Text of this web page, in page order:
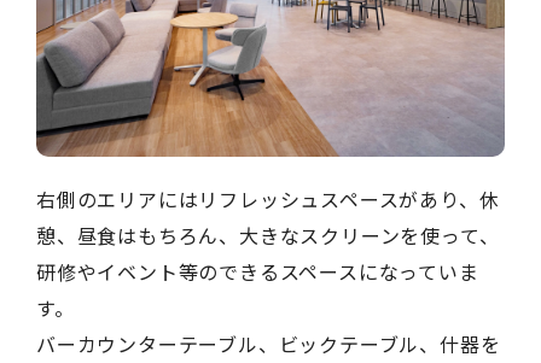
右側のエリアにはリフレッシュスペースがあり、休
憩、昼食はもちろん、大きなスクリーンを使って、
研修やイベント等のできるスペースになっていま
す。
バーカウンターテーブル、ビックテーブル、什器を